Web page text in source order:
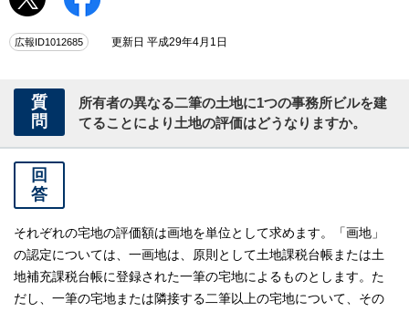
広報ID1012685 更新日 平成29年4月1日
質
問
所有者の異なる二筆の土地に1つの事務所ビルを建
てることにより土地の評価はどうなりますか。
回
答
それぞれの宅地の評価額は画地を単位として求めます。「画地」
の認定については、一画地は、原則として土地課税台帳または土
地補充課税台帳に登録された一筆の宅地によるものとします。た
だし、一筆の宅地または隣接する二筆以上の宅地について、その